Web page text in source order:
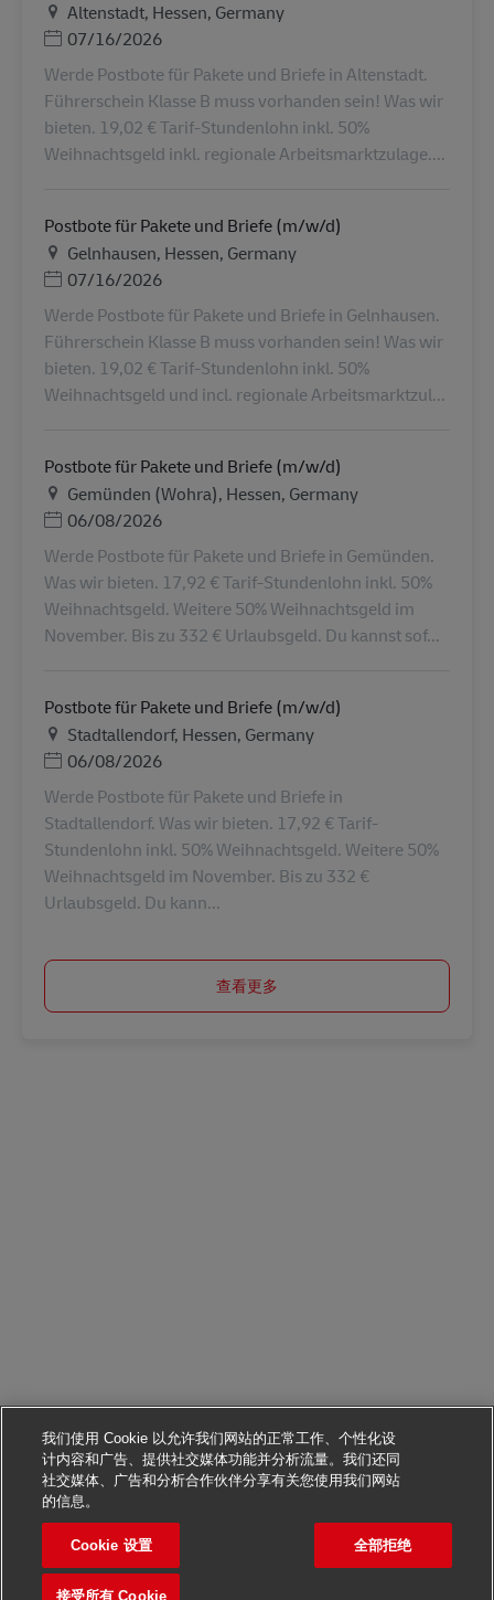
申请该职位
Postbote für Pakete und
地点Altenstadt, Hessen, Germany
Posted Date
07/16/2026
Werde Postbote für Pakete und Briefe in Altenstadt.
Führerschein Klasse B muss vorhanden sein! Was wir
bieten. 19,02 € Tarif-Stundenlohn inkl. 50%
Weihnachtsgeld inkl. regionale Arbeitsmarktzulage....
Postbote für Pakete und Briefe (m/w/d)
地点Gelnhausen, Hessen, Germany
Posted Date
07/16/2026
Werde Postbote für Pakete und Briefe in Gelnhausen.
Führerschein Klasse B muss vorhanden sein! Was wir
bieten. 19,02 € Tarif-Stundenlohn inkl. 50%
Weihnachtsgeld und incl. regionale Arbeitsmarktzul...
Postbote für Pakete und Briefe (m/w/d)
地点Gemünden (Wohra), Hessen, Germany
Posted Date
06/08/2026
Werde Postbote für Pakete und Briefe in Gemünden.
Was wir bieten. 17,92 € Tarif-Stundenlohn inkl. 50%
Weihnachtsgeld. Weitere 50% Weihnachtsgeld im
November. Bis zu 332 € Urlaubsgeld. Du kannst sof...
Postbote für Pakete und Briefe (m/w/d)
地点Stadtallendorf, Hessen, Germany
Posted Date
06/08/2026
Werde Postbote für Pakete und Briefe in
Stadtallendorf. Was wir bieten. 17,92 € Tarif-
Stundenlohn inkl. 50% Weihnachtsgeld. Weitere 50%
Weihnachtsgeld im November. Bis zu 332 €
Urlaubsgeld. Du kann...
查看更多
我们使用 Cookie 以允许我们网站的正常工作、个性化设
计内容和广告、提供社交媒体功能并分析流量。我们还同
社交媒体、广告和分析合作伙伴分享有关您使用我们网站
的信息。
Cookie 设置 全部拒绝
接受所有 Cookie